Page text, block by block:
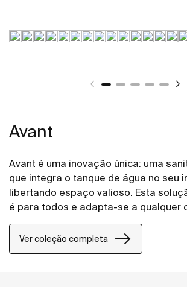
Avant
Avant é uma inovação única: uma
que integra o tanque de água no seu
libertando espaço valioso. Esta
é para todos e adapta-se a qualquer
Ver coleção completa